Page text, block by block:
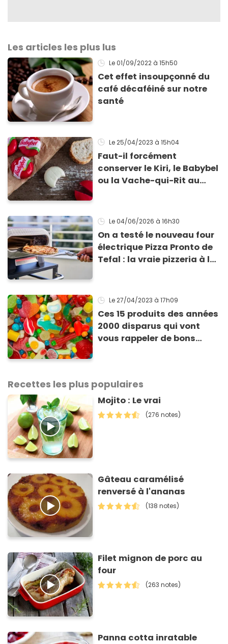
Les articles les plus lus
Le 01/09/2022 à 15h50
Cet effet insoupçonné du
café décaféiné sur notre
santé
Le 25/04/2023 à 15h04
Faut-il forcément
conserver le Kiri, le Babybel
ou la Vache-qui-Rit au
Le 04/06/2026 à 16h30
On a testé le nouveau four
électrique Pizza Pronto de
Tefal : la vraie pizzeria à la
Le 27/04/2023 à 17h09
Ces 15 produits des années
2000 disparus qui vont
vous rappeler de bons
Recettes les plus populaires
Mojito : Le vrai
(276 notes)
Gâteau caramélisé
renversé à l'ananas
(138 notes)
Filet mignon de porc au
four
(263 notes)
Panna cotta inratable